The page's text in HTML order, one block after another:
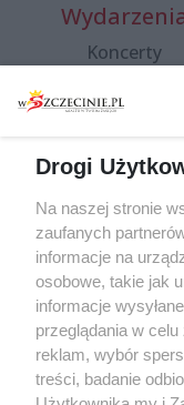
Koncerty
Spacery i
targi
Wernisaże
Więcej
Drogi
Na naszej stronie
zaufanych
informacje na
osobowe, takie jak
informacje
przeglądania w
reklam, wybór
treści, badanie